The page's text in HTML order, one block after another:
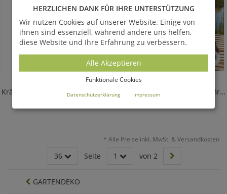
CANE SEDUTO
Kräftige Hundefigur aus Terrakotta
DACKEL FRODO
Lebengroße Hundefigur aus Bronze - limitiert
* Alle Preise inkl. MwSt. & Versandkosten
36 Seite 1 von 2
GARTENDEKO
HERZLICHEN DANK FÜR IHRE UNTERSTÜTZUNG
Wir nutzen Cookies auf unserer Website. Einige von
ihnen sind essenziell, während andere uns helfen,
diese Website und Ihre Erfahrung zu verbessern.
Alle Akzeptieren
Funktionale Cookies
Datenschutzerklärung Impressum